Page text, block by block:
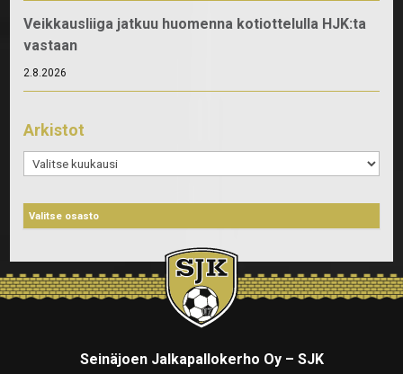
Veikkausliiga jatkuu huomenna kotiottelulla HJK:ta
vastaan
2.8.2026
Arkistot
Arkistot
Seinäjoen Jalkapallokerho Oy – SJK